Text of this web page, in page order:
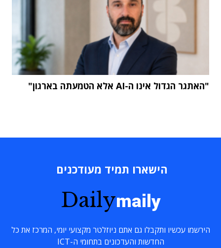
"האתגר הגדול אינו ה-AI אלא הטמעתה בארגון"
הישארו תמיד מעודכנים
Dailymaily
הירשמו עכשיו ותקבלו גם אתם ניוזלטר מקצועי יומי, המרכז את כל
החדשות והעדכונים בתחומי ה-ICT